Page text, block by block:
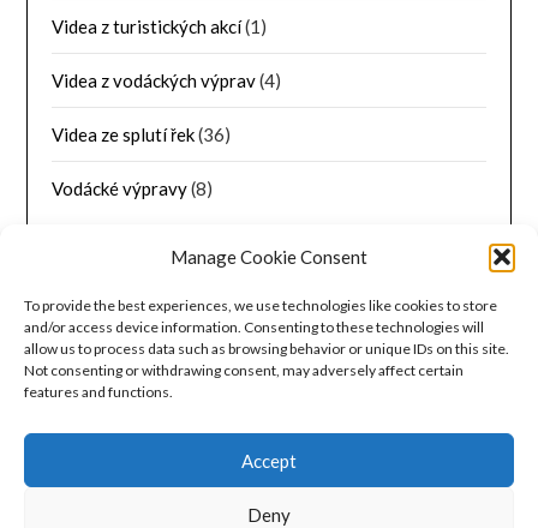
Manage Cookie Consent
To provide the best experiences, we use technologies like cookies to store
and/or access device information. Consenting to these technologies will
allow us to process data such as browsing behavior or unique IDs on this site.
Not consenting or withdrawing consent, may adversely affect certain
features and functions.
Accept
Deny
Videa z turistických akcí(1)
Videa z vodáckých výprav(4)
Videa ze splutí řek(36)
Vodácké výpravy(8)
ZÁKLADNÍ INFORMACE
Přihlásit se
Zdroj kanálů (příspěvky)
Kanál komentářů
Česká lokalizace